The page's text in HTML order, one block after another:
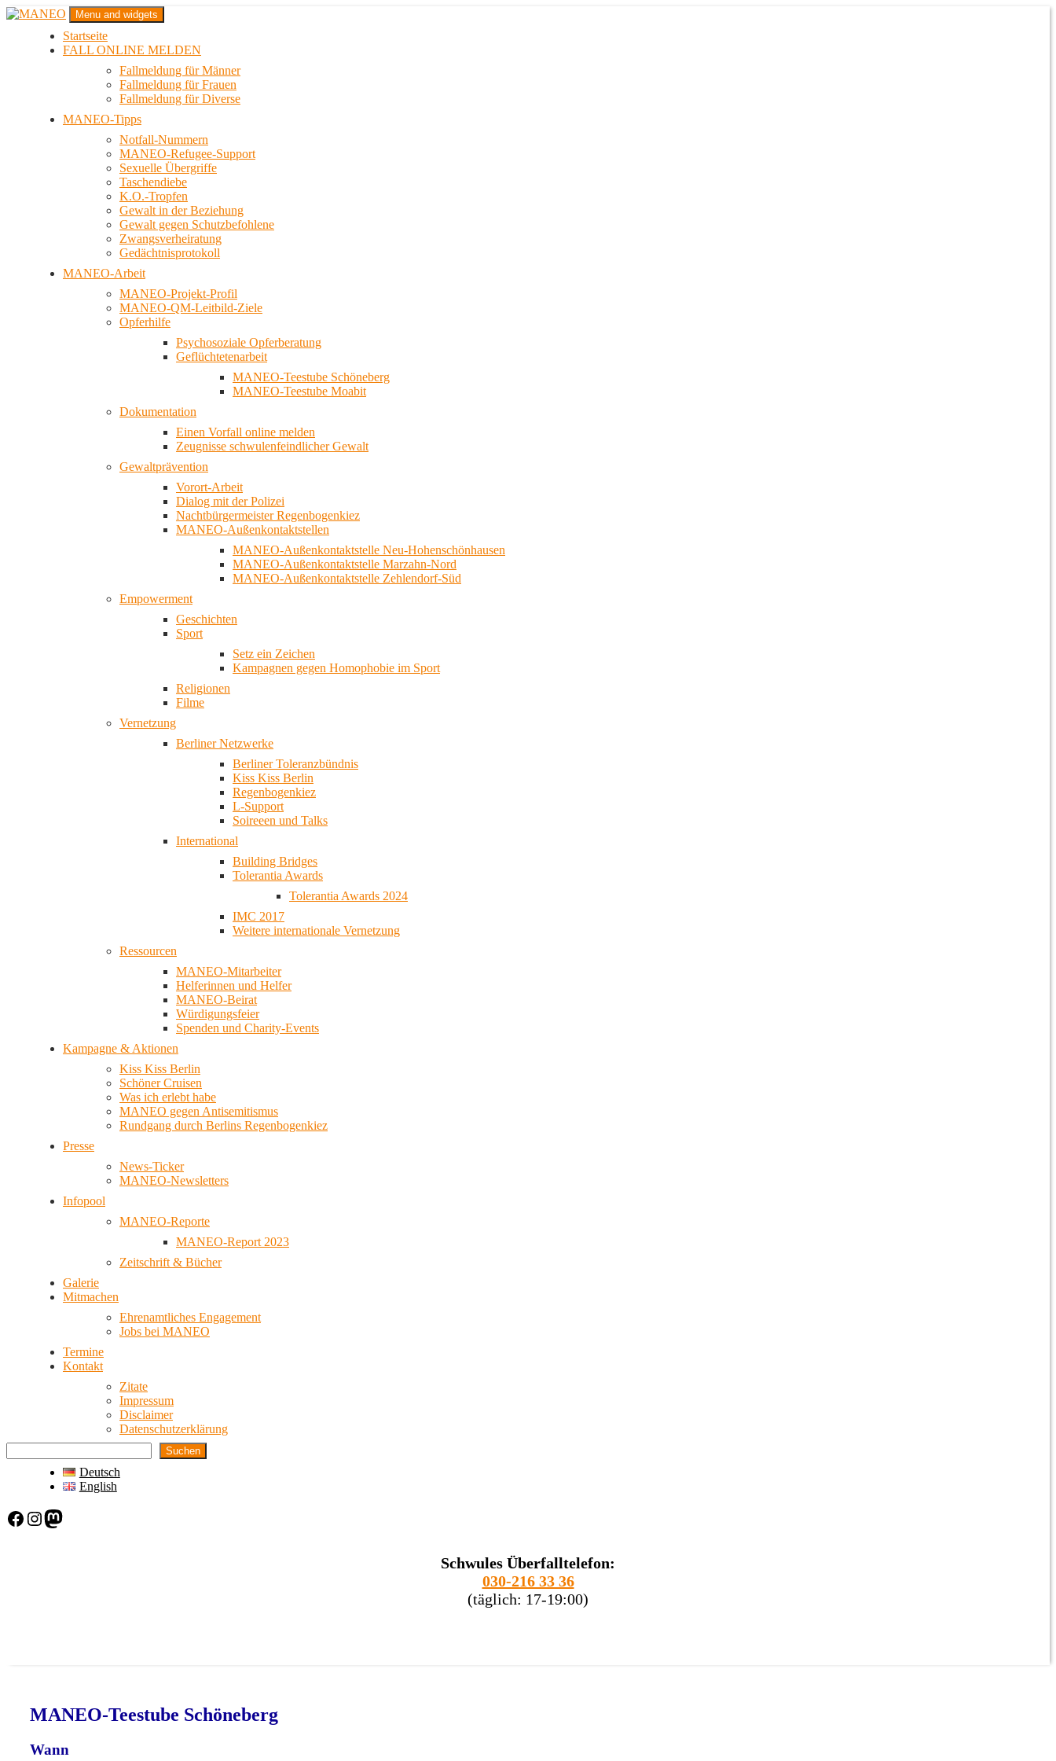
Zum
MANEO
Das schwule Anti-Gewalt-Projekt in Berlin
Menu and widgets
Startseite
FALL ONLINE MELDEN
Fallmeldung für Männer
Fallmeldung für Frauen
Fallmeldung für Diverse
MANEO-Tipps
Notfall-Nummern
MANEO-Refugee-Support
Sexuelle Übergriffe
Taschendiebe
K.O.-Tropfen
Gewalt in der Beziehung
Gewalt gegen Schutzbefohlene
Zwangsverheiratung
Gedächtnisprotokoll
MANEO-Arbeit
MANEO-Projekt-Profil
MANEO-QM-Leitbild-Ziele
Opferhilfe
Psychosoziale Opferberatung
Geflüchtetenarbeit
MANEO-Teestube Schöneberg
MANEO-Teestube Moabit
Dokumentation
Einen Vorfall online melden
Zeugnisse schwulenfeindlicher Gewalt
Gewaltprävention
Vorort-Arbeit
Dialog mit der Polizei
Nachtbürgermeister Regenbogenkiez
MANEO-Außenkontaktstellen
MANEO-Außenkontaktstelle Neu-Hohenschönhausen
MANEO-Außenkontaktstelle Marzahn-Nord
MANEO-Außenkontaktstelle Zehlendorf-Süd
Empowerment
Geschichten
Sport
Setz ein Zeichen
Kampagnen gegen Homophobie im Sport
Religionen
Filme
Vernetzung
Berliner Netzwerke
Berliner Toleranzbündnis
Kiss Kiss Berlin
Regenbogenkiez
L-Support
Soireeen und Talks
International
Building Bridges
Tolerantia Awards
Tolerantia Awards 2024
IMC 2017
Weitere internationale Vernetzung
Ressourcen
MANEO-Mitarbeiter
Helferinnen und Helfer
MANEO-Beirat
Würdigungsfeier
Spenden und Charity-Events
Kampagne & Aktionen
Kiss Kiss Berlin
Schöner Cruisen
Was ich erlebt habe
MANEO gegen Antisemitismus
Rundgang durch Berlins Regenbogenkiez
Presse
News-Ticker
MANEO-Newsletters
Infopool
MANEO-Reporte
MANEO-Report 2023
Zeitschrift & Bücher
Galerie
Mitmachen
Ehrenamtliches Engagement
Jobs bei MANEO
Termine
Kontakt
Zitate
Impressum
Disclaimer
Datenschutzerklärung
Suchen
Deutsch
English
Facebook Instagram Mastodon
Schwules Überfalltelefon:
030-216 33 36
(täglich: 17-19:00)
MANEO-Teestube Schöneberg
Wann